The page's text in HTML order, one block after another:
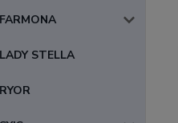
STELLA